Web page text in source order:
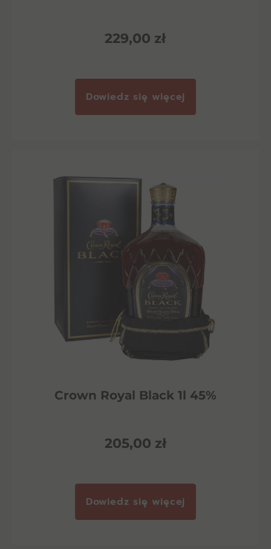
229,00 zł
Dowiedz się więcej
Crown Royal Black 1l 45%
205,00 zł
Dowiedz się więcej